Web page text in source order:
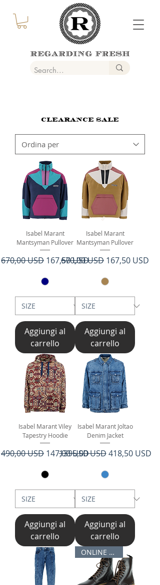
CLEARANCE SALE
Isabel Marant
Mantsyman Pullover
Prezzo regolare
670,00 USD Prezzo scontato
167,50 USD
Aggiungi al
carrello
Isabel Marant
Mantsyman Pullover
Prezzo regolare
670,00 USD Prezzo scontato
167,50 USD
Aggiungi al
carrello
Isabel Marant Viley
Tapestry Hoodie
Prezzo regolare
490,00 USD Prezzo scontato
147,00 USD
Aggiungi al
carrello
Isabel Marant Joltao
Denim Jacket
Prezzo regolare
1395,00 USD Prezzo
418,50 USD
Aggiungi al
carrello
ONLINE ONLY